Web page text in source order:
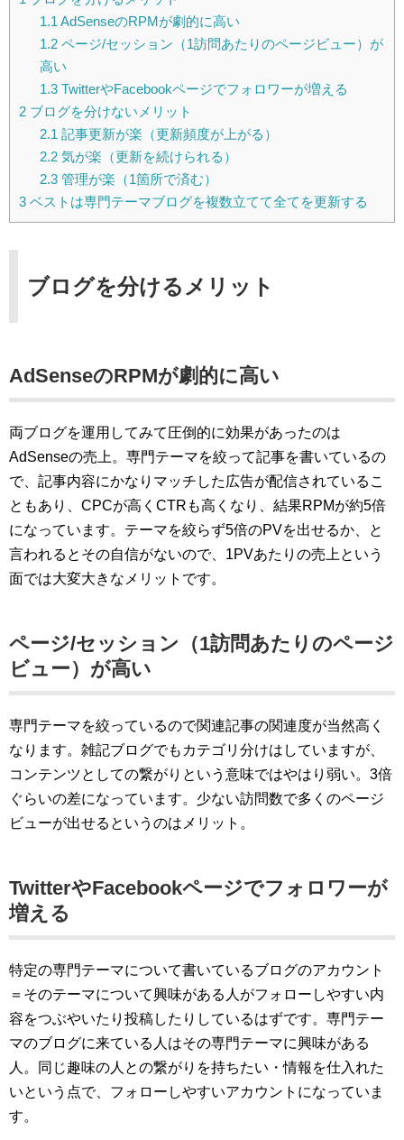
1.1 AdSenseのRPMが劇的に高い
1.2ページ/セッション（1訪問あたりのページビュー）が
高い
1.3TwitterやFacebookページでフォロワーが増える
2 ブログを分けないメリット
2.1 記事更新が楽（更新頻度が上がる）
2.2気が楽（更新を続けられる）
2.3管理が楽（1箇所で済む）
3 ベストは専門テーマブログを複数立てて全てを更新する
ブログを分けるメリット
AdSenseのRPMが劇的に高い
両ブログを運用してみて圧倒的に効果があったのは
AdSenseの売上。専門テーマを絞って記事を書いているの
で、記事内容にかなりマッチした広告が配信されているこ
ともあり、CPCが高くCTRも高くなり、結果RPMが約5倍
になっています。テーマを絞らず5倍のPVを出せるか、と
言われるとその自信がないので、1PVあたりの売上という
面では大変大きなメリットです。
ページ/セッション（1訪問あたりのページ
ビュー）が高い
専門テーマを絞っているので関連記事の関連度が当然高く
なります。雑記ブログでもカテゴリ分けはしていますが、
コンテンツとしての繋がりという意味ではやはり弱い。3倍
ぐらいの差になっています。少ない訪問数で多くのページ
ビューが出せるというのはメリット。
TwitterやFacebookページでフォロワーが
増える
特定の専門テーマについて書いているブログのアカウント
＝そのテーマについて興味がある人がフォローしやすい内
容をつぶやいたり投稿したりしているはずです。専門テー
マのブログに来ている人はその専門テーマに興味がある
人。同じ趣味の人との繋がりを持ちたい・情報を仕入れた
いという点で、フォローしやすいアカウントになっていま
す。